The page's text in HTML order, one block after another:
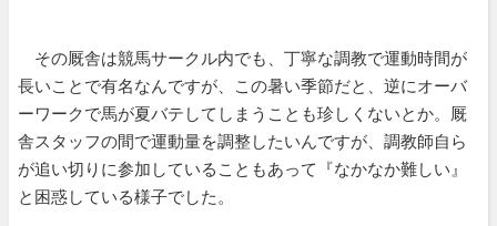
その厩舎は競馬サークル内でも、丁寧な調教で運動時間が
長いことで有名なんですが、この暑い季節だと、逆にオーバ
ーワークで馬が夏バテしてしまうことも珍しくないとか。厩
舎スタッフの間で運動量を調整したいんですが、調教師自ら
が追い切りに参加していることもあって『なかなか難しい』
と困惑している様子でした。